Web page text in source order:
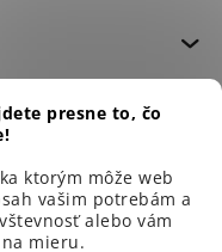
presne to, čo
ktorým môže web
vašim potrebám a
alebo vám
mieru.